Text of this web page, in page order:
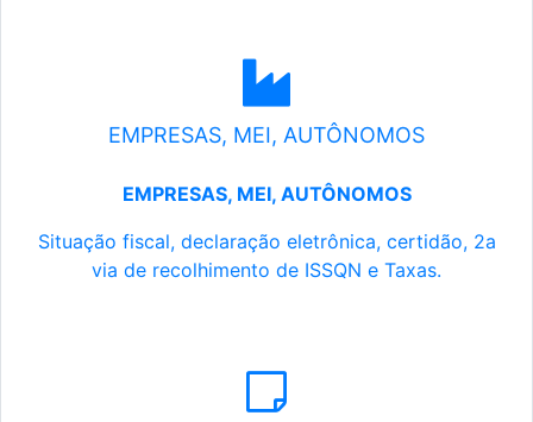
EMPRESAS, MEI, AUTÔNOMOS
EMPRESAS, MEI, AUTÔNOMOS
Situação fiscal, declaração eletrônica, certidão, 2a
via de recolhimento de ISSQN e Taxas.